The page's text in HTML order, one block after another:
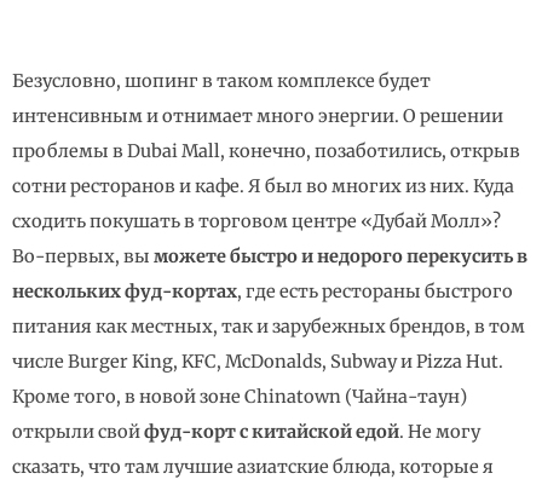
Безусловно, шопинг в таком комплексе будет
интенсивным и отнимает много энергии. О решении
проблемы в Dubai Mall, конечно, позаботились, открыв
сотни ресторанов и кафе. Я был во многих из них. Куда
сходить покушать в торговом центре «Дубай Молл»?
Во-первых, вы можете быстро и недорого перекусить в
нескольких фуд-кортах, где есть рестораны быстрого
питания как местных, так и зарубежных брендов, в том
числе Burger King, KFC, McDonalds, Subway и Pizza Hut.
Кроме того, в новой зоне Chinatown (Чайна-таун)
открыли свойфуд-корт с китайской едой. Не могу
сказать, что там лучшие азиатские блюда, которые я